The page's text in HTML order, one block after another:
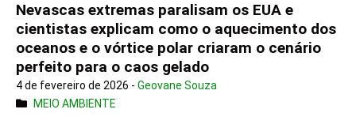
Nevascas extremas paralisam os EUA e
cientistas explicam como o aquecimento dos
oceanos e o vórtice polar criaram o cenário
perfeito para o caos gelado
4 de fevereiro de 2026 - Geovane Souza
MEIO AMBIENTE